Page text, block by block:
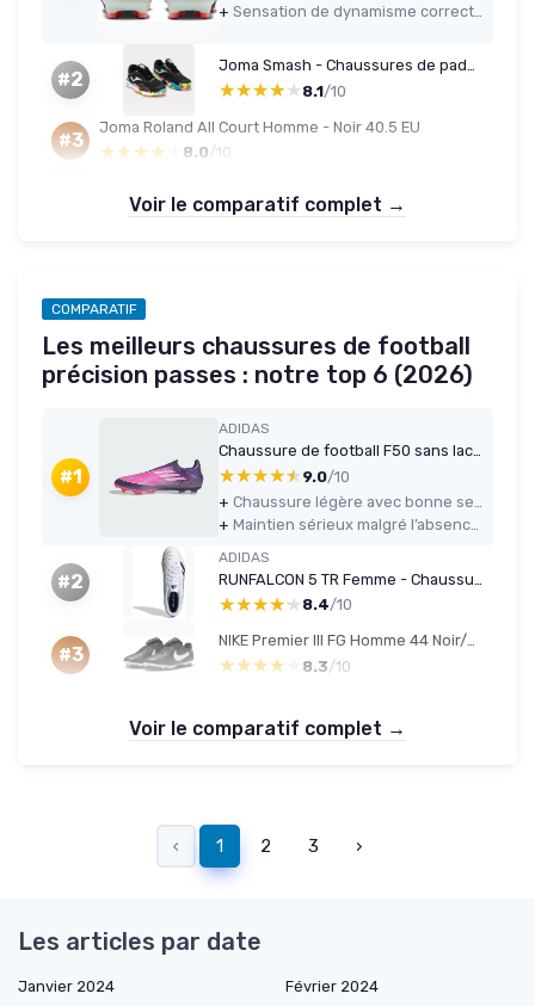
+
Sensation de dynamisme correcte avec l’Air Zoom au talon et le poids raisonnable
#2
Joma Smash - Chaussures de padel (44 EU)
★★★★★
★★★★★ 8.1/10
#3
Joma Roland All Court Homme - Noir 40.5 EU
★★★★★
★★★★★ 8.0 /10
Voir le comparatif complet →
COMPARATIF
Les meilleurs chaussures de football
précision passes : notre top 6 (2026)
#1
ADIDAS
Chaussure de football F50 sans lacets
★★★★★
★★★★★ 9.0/10
+
Chaussure légère avec bonne sensation de vitesse et de réactivité
+
Maintien sérieux malgré l’absence de lacets, à condition d’avoir la bonne taille
#2
ADIDAS
★★★★★
★★★★★ 8.4/10
#3
NIKE Premier III FG Homme 44 Noir/Blanc
★★★★★
★★★★★ 8.3/10
Voir le comparatif complet →
‹ 1 2 3 ›
Les articles par date
Janvier 2024
Février 2024